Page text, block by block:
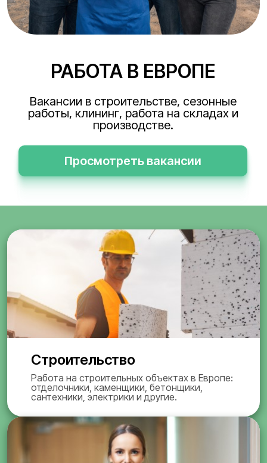
РАБОТА В ЕВРОПЕ
Вакансии в строительстве, сезонные
работы, клининг, работа на складах и
производстве.
Просмотреть вакансии
Строительство
Работа на строительных объектах в Европе:
отделочники, каменщики, бетонщики,
сантехники, электрики и другие.